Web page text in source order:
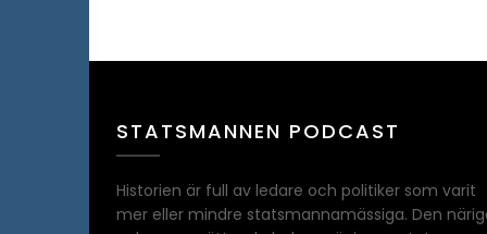
STATSMANNEN PODCAST
Historien är full av ledare och politiker som varit
mer eller mindre statsmannamässiga. Den